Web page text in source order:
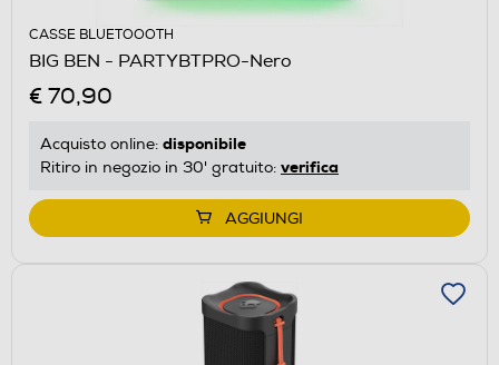
CASSE BLUETOOOTH
BIG BEN - PARTYBTPRO-Nero
€ 70,90
Acquisto online: disponibile
Ritiro in negozio in 30' gratuito: verifica
AGGIUNGI